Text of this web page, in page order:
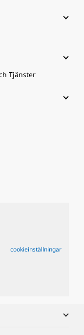
Tjänster
cookieinställningar